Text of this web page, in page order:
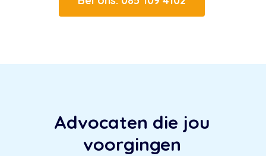
Advocaten die jou
voorgingen